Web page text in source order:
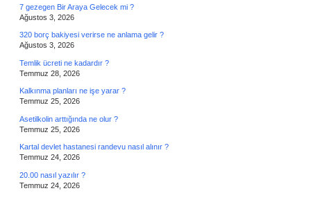
7 gezegen Bir Araya Gelecek mi ?
Ağustos 3, 2026
320 borç bakiyesi verirse ne anlama gelir ?
Ağustos 3, 2026
Temlik ücreti ne kadardır ?
Temmuz 28, 2026
Kalkınma planları ne işe yarar ?
Temmuz 25, 2026
Asetilkolin arttığında ne olur ?
Temmuz 25, 2026
Kartal devlet hastanesi randevu nasıl alınır ?
Temmuz 24, 2026
20.00 nasıl yazılır ?
Temmuz 24, 2026